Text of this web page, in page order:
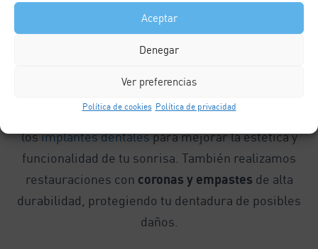
Aceptar
Denegar
Ver preferencias
Política de cookies Política de privacidad
precisos y tratamientos eficaces.
contamos con tratamientos de rehabilitación como
losimplantes dentalespara mejorar la estética y
funcionalidad de tu sonrisa. También realizamos
restauraciones con coronas y empastes de alta
durabilidad, protegiendo tu dentadura de posibles
daños.